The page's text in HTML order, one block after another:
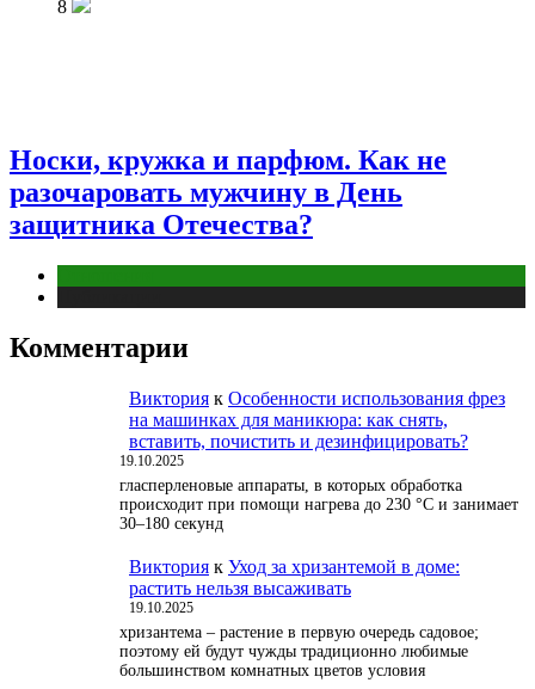
8
Носки, кружка и парфюм. Как не
разочаровать мужчину в День
защитника Отечества?
Комментарии
Виктория к Особенности использования фрез
на машинках для маникюра: как снять,
вставить, почистить и дезинфицировать?
19.10.2025
гласперленовые аппараты, в которых обработка
происходит при помощи нагрева до 230 °С и занимает
30–180 секунд
Виктория к Уход за хризантемой в доме:
растить нельзя высаживать
19.10.2025
хризантема – растение в первую очередь садовое;
поэтому ей будут чужды традиционно любимые
большинством комнатных цветов условия